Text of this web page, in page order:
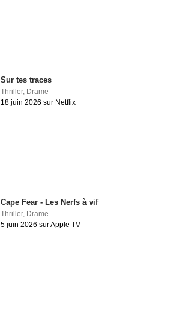
Sur tes traces
Thriller, Drame
18 juin 2026 sur Netflix
Cape Fear - Les Nerfs à vif
Thriller, Drame
5 juin 2026 sur Apple TV